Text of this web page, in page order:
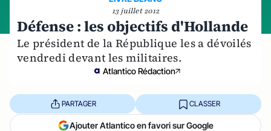
13 juillet 2012
Défense : les objectifs d'Hollande
Le président de la République les a dévoilés
vendredi devant les militaires.
Atlantico Rédaction
PARTAGER CLASSER
Ajouter Atlantico en favori sur Google